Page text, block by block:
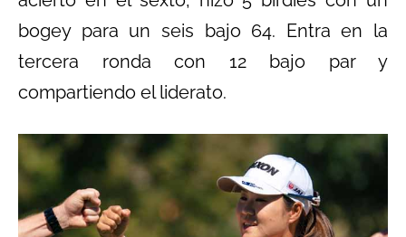
bogey para un seis bajo 64. Entra en la
tercera ronda con 12 bajo par y
compartiendo el liderato.